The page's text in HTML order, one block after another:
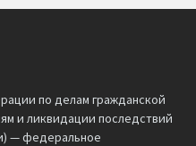
по делам гражданской
и ликвидации последствий
— федеральное